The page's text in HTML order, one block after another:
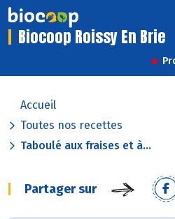
Biocoop Roissy En Brie
Accueil
Toutes nos recettes
Taboulé aux fraises et à...
Partager sur